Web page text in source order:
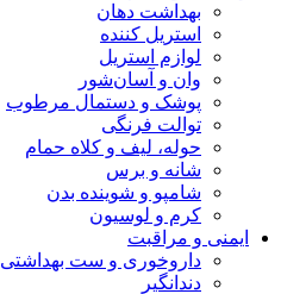
بهداشت دهان
استریل کننده
لوازم استریل
وان و آسان‌شور
پوشک و دستمال مرطوب
توالت فرنگی
حوله، لیف و کلاه حمام
شانه و برس
شامپو و شوینده بدن
کرم و لوسیون
ایمنی و مراقبت
داروخوری و ست بهداشتی
دندانگیر